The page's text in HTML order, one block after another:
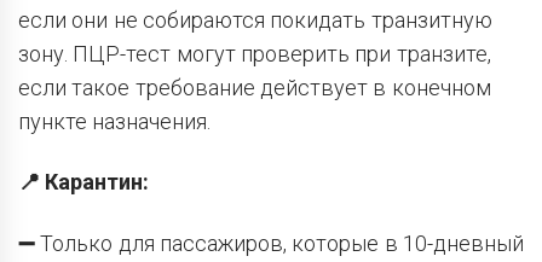
если они не собираются покидать транзитную
зону. ПЦР-тест могут проверить при транзите,
если такое требование действует в конечном
пункте назначения.
📍 Карантин:
➖Только для пассажиров, которые в 10-дневный